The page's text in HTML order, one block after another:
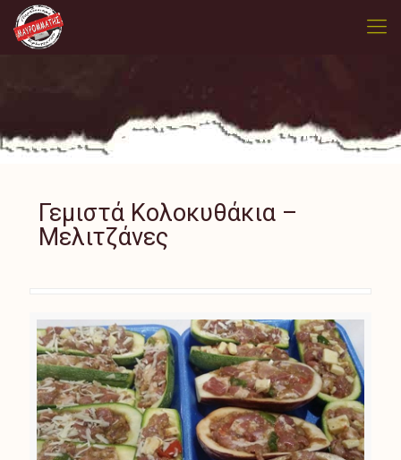
Γεμιστά Κολοκυθάκια –
Μελιτζάνες